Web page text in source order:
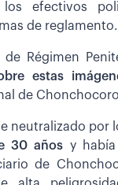
efectivos
de reglamento.
de Régimen
estas
de
neutralizado por
30 años y
de